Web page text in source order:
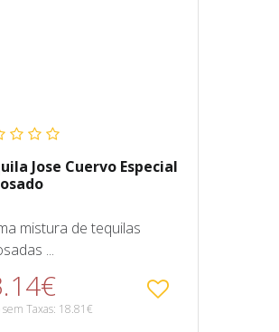
Jose Cuervo Especial
mistura de tequilas
...
sem Taxas: 18.81€